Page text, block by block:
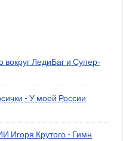
вокруг ЛедиБаг и Супер-
- У моей России
Крутого - Гимн